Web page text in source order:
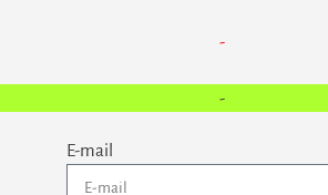
-
E-mail